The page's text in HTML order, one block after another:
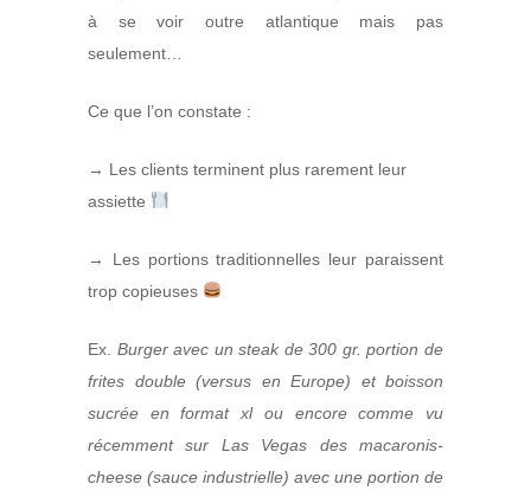
à se voir outre atlantique mais pas
seulement…
Ce que l’on constate :
→ Les clients terminent plus rarement leur
assiette
→ Les portions traditionnelles leur paraissent
trop copieuses
Ex. Burger avec un steak de 300 gr. portion de
frites double (versus en Europe) et boisson
sucrée en format xl ou encore comme vu
récemment sur Las Vegas des macaronis-
cheese (sauce industrielle) avec une portion de